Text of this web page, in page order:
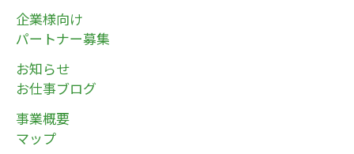
企業様向け
パートナー募集
お知らせ
お仕事ブログ
事業概要
マップ